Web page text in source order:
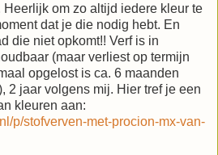
om zo altijd iedere kleur te
dat je die nodig hebt. En
die niet opkomt!! Verf is in
(maar verliest op termijn
opgelost is ca. 6 maanden
2 jaar volgens mij. Hier tref je een
kleuren aan:
p/stofverven-met-procion-mx-van-